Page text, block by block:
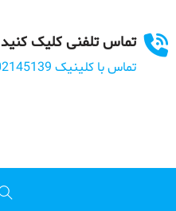
تماس تلفنی کلیک کنید
تماس با کلینیک 02145139